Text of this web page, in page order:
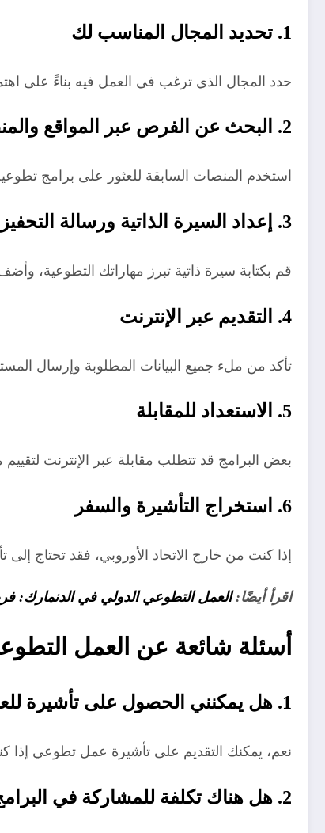
1. تحديد المجال المناسب لك
حدد المجال الذي ترغب في العمل فيه بناءً على
2. البحث عن الفرص عبر المواقع والمنظمات
استخدم المنصات السابقة للعثور على برامج
3. إعداد السيرة الذاتية ورسالة التحفيز
قم بكتابة سيرة ذاتية تبرز مهاراتك التطوعية،
4. التقديم عبر الإنترنت
تأكد من ملء جميع البيانات المطلوبة وإرسال
5. الاستعداد للمقابلة
بعض البرامج قد تتطلب مقابلة عبر الإنترنت
6. استخراج التأشيرة والسفر
إذا كنت من خارج الاتحاد الأوروبي، فقد تحتاج إلى
اقرأ أيضًا:العمل التطوعي الدولي في الدنمارك:
أسئلة شائعة عن العمل
1. هل يمكنني الحصول على تأشيرة للعمل التطوعي في إسبانيا؟
نعم، يمكنك التقديم على تأشيرة عمل تطوعي
2. هل هناك تكلفة للمشاركة في البرامج التطوعية؟